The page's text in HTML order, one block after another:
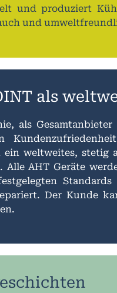
und produziert
und
als
als
ein weltweites, stetig
Alle AHT Geräte
Der Kunde